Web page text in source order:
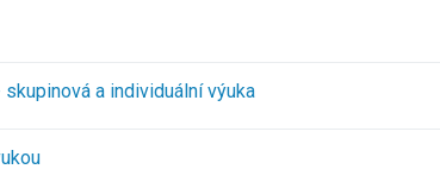
a individuální výuka